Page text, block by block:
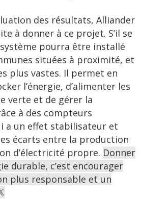
des résultats, Alliander
à donner à ce projet. S’il se
pourra être installé
situées à proximité, et
plus vastes. Il permet en
l’énergie, d’alimenter les
verte et de gérer la
à des compteurs
a un effet stabilisateur et
écarts entre la production
d’électricité propre. Donner
durable, c’est encourager
plus responsable et un